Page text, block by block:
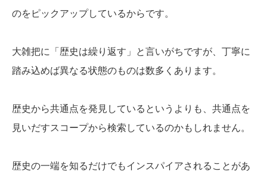
のをピックアップしているからです。
大雑把に「歴史は繰り返す」と言いがちですが、丁寧に
踏み込めば異なる状態のものは数多くあります。
歴史から共通点を発見しているというよりも、共通点を
見いだすスコープから検索しているのかもしれません。
歴史の一端を知るだけでもインスパイアされることがあ